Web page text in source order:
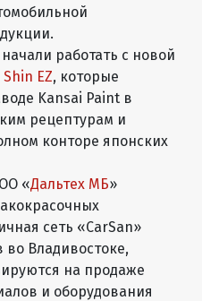
работать с новой
Shin EZ, которые
Kansai Paint в
рецептурам и
конторе японских
«Дальтех МБ»
сеть «CarSan»
во Владивостоке,
на продаже
и оборудования